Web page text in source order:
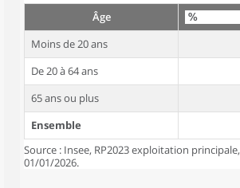
Âge
Moins de 20 ans
De 20 à 64 ans
65 ans ou plus
Ensemble
Source : Insee, RP2023 exploitation
01/01/2026.